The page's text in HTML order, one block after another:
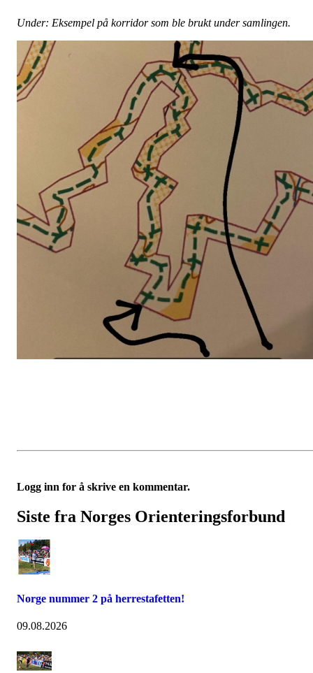
Under: Eksempel på korridor som ble brukt under samlingen.
Logg inn for å skrive en kommentar.
Siste fra Norges Orienteringsforbund
Norge nummer 2 på herrestafetten!
09.08.2026